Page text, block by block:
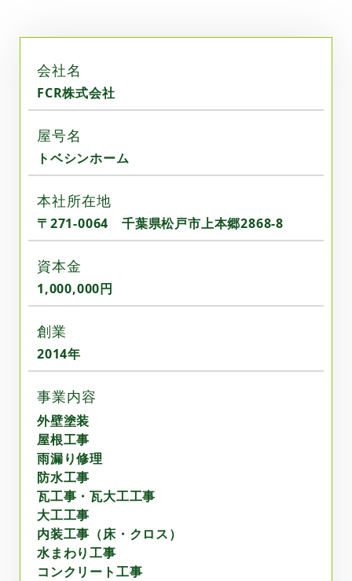
会社名
FCR株式会社
屋号名
トベシンホーム
本社所在地
〒271-0064 千葉県松戸市上本郷2868-8
資本金
1,000,000円
創業
2014年
事業内容
外壁塗装
屋根工事
雨漏り修理
防水工事
瓦工事・瓦大工工事
大工工事
内装工事（床・クロス）
水まわり工事
コンクリート工事